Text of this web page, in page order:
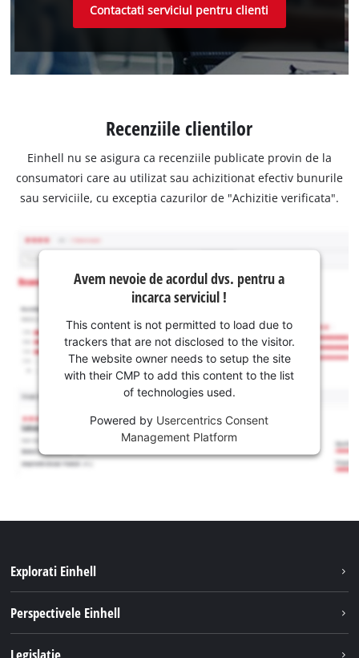
Contactati serviciul pentru clienti
Recenziile clientilor
Einhell nu se asigura ca recenziile publicate provin de la
consumatori care au utilizat sau achizitionat efectiv bunurile
sau serviciile, cu exceptia cazurilor de "Achizitie verificata".
Avem nevoie de acordul dvs. pentru a
incarca serviciul !
This content is not permitted to load due to
trackers that are not disclosed to the visitor.
The website owner needs to setup the site
with their CMP to add this content to the list
of technologies used.
Powered by Usercentrics Consent
Management Platform
Explorati Einhell
Sistemul de acumulatori
Perspectivele Einhell
Legislatie